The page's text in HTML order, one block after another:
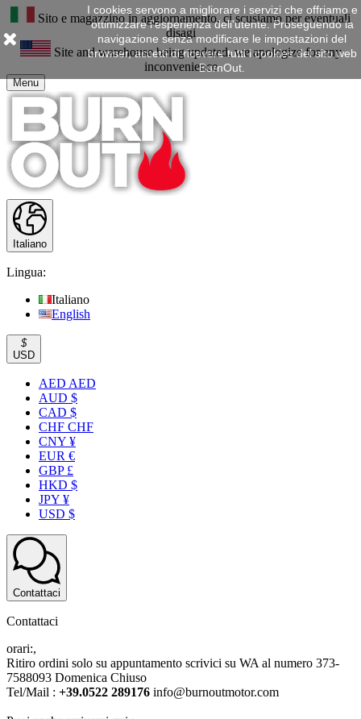
Sito e magazzino in aggiornamento, ci scusiamo per eventuali
disagi
Site and warehouse being updated, we apologize for any
inconvenience
Menu
Italiano
Lingua:
Italiano
English
$
USD
AED AED
AUD $
CAD $
CHF CHF
CNY ¥
EUR €
GBP £
HKD $
JPY ¥
USD $
Contattaci
Contattaci
orari:,
Ritiro ordini solo su appuntamento scrivici su WA al numero 373-
7588093 Domenica Chiuso
Tel/Mail : +39.0522 289176 info@burnoutmotor.com
I cookies servono a migliorare i servizi che offriamo e
ottimizzare l'esperienza dell'utente. Proseguendo la
navigazione senza modificare le impostazioni del
browser, accetti di ricevere tutti i cookies del sito web
BurnOut.